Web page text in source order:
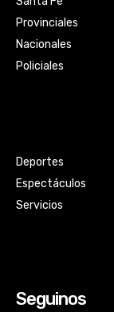
Provinciales
Nacionales
Policiales
Deportes
Espectáculos
Servicios
Seguinos